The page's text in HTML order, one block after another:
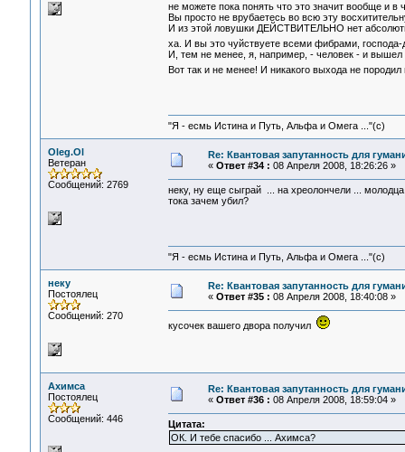
не можете пока понять что это значит вообще и в
Вы просто не врубаетесь во всю эту
И из этой ловушки ДЕЙСТВИТЕЛЬНО нет
ха. И вы это чуйствуете всеми фибрами,
И, тем не менее, я, например, - человек - и
Вот так и не менее! И никакого выхода не
"Я - есмь Истина и Путь, Альфа и Омега ..."(с)
Oleg.Ol
Ветеран
Сообщений: 2769
Re: Квантовая запутанность для
« Ответ #34 : 08 Апреля 2008, 18:26:26 »
неку, ну еще сыграй ... на хреолончели ... молодца
тока зачем убил?
"Я - есмь Истина и Путь, Альфа и Омега ..."(с)
неку
Постоялец
Сообщений: 270
Re: Квантовая запутанность для
« Ответ #35 : 08 Апреля 2008, 18:40:08 »
кусочек вашего двора получил
Ахимса
Постоялец
Сообщений: 446
Re: Квантовая запутанность для
« Ответ #36 : 08 Апреля 2008, 18:59:04 »
Цитата:
ОК. И тебе спасибо ... Ахимса?